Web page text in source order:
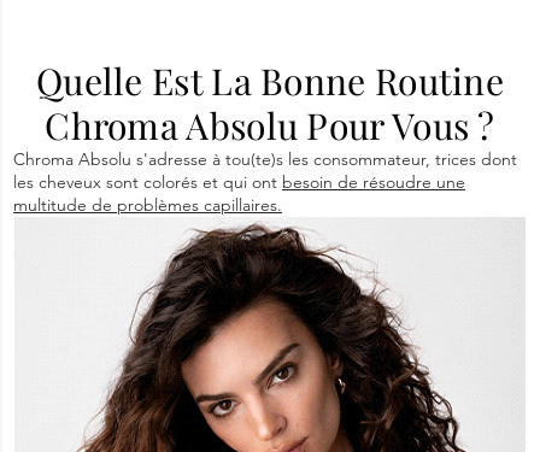
Quelle Est La Bonne Routine
Chroma Absolu Pour Vous ?
Chroma Absolu s'adresse à tou(te)s les consommateur, trices dont
les cheveux sont colorés et qui ont besoin de résoudre une
multitude de problèmes capillaires.